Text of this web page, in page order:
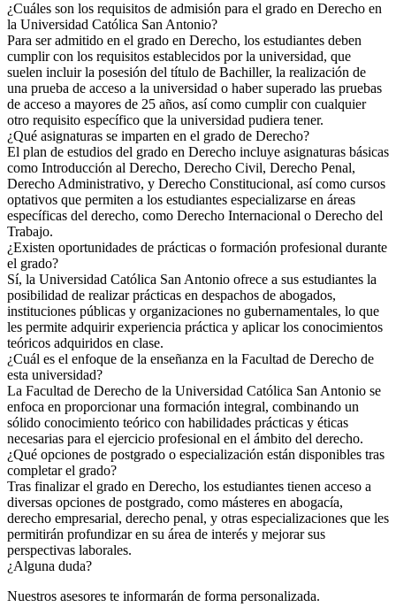
¿Cuáles son los requisitos de admisión para el grado en Derecho en
la Universidad Católica San Antonio?
Para ser admitido en el grado en Derecho, los estudiantes deben
cumplir con los requisitos establecidos por la universidad, que
suelen incluir la posesión del título de Bachiller, la realización de
una prueba de acceso a la universidad o haber superado las pruebas
de acceso a mayores de 25 años, así como cumplir con cualquier
otro requisito específico que la universidad pudiera tener.
¿Qué asignaturas se imparten en el grado de Derecho?
El plan de estudios del grado en Derecho incluye asignaturas básicas
como Introducción al Derecho, Derecho Civil, Derecho Penal,
Derecho Administrativo, y Derecho Constitucional, así como cursos
optativos que permiten a los estudiantes especializarse en áreas
específicas del derecho, como Derecho Internacional o Derecho del
Trabajo.
¿Existen oportunidades de prácticas o formación profesional durante
el grado?
Sí, la Universidad Católica San Antonio ofrece a sus estudiantes la
posibilidad de realizar prácticas en despachos de abogados,
instituciones públicas y organizaciones no gubernamentales, lo que
les permite adquirir experiencia práctica y aplicar los conocimientos
teóricos adquiridos en clase.
¿Cuál es el enfoque de la enseñanza en la Facultad de Derecho de
esta universidad?
La Facultad de Derecho de la Universidad Católica San Antonio se
enfoca en proporcionar una formación integral, combinando un
sólido conocimiento teórico con habilidades prácticas y éticas
necesarias para el ejercicio profesional en el ámbito del derecho.
¿Qué opciones de postgrado o especialización están disponibles tras
completar el grado?
Tras finalizar el grado en Derecho, los estudiantes tienen acceso a
diversas opciones de postgrado, como másteres en abogacía,
derecho empresarial, derecho penal, y otras especializaciones que les
permitirán profundizar en su área de interés y mejorar sus
perspectivas laborales.
¿Alguna duda?
Nuestros asesores te informarán de forma personalizada.